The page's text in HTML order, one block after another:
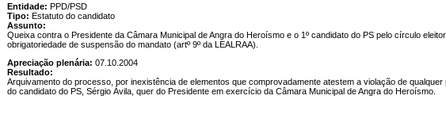
Entidade: PPD/PSD
Tipo: Estatuto do candidato
Assunto:
Queixa contra o Presidente da Câmara Municipal de Angra do Heroísmo e o 1º candidato do PS pelo círculo
obrigatoriedade de suspensão do mandato (artº 9º da LEALRAA).
Apreciação plenária: 07.10.2004
Resultado:
Arquivamento do processo, por inexistência de elementos que comprovadamente atestem a violação de
do candidato do PS, Sérgio Ávila, quer do Presidente em exercício da Câmara Municipal de Angra do Heroísmo.